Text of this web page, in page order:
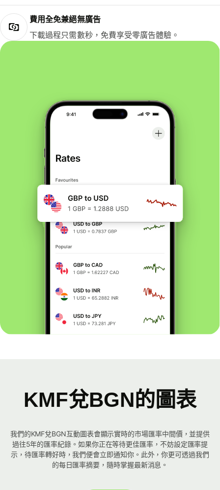
費用全免兼絕無廣告
下載過程只需數秒，免費享受零廣告體驗。
KMF兌BGN的圖表
我們的KMF兌BGN互動圖表會顯示實時的市場匯率中間價，並提供
過往5年的匯率紀錄。如果你正在等待更佳匯率，不妨設定匯率提
示，待匯率轉好時，我們便會立即通知你。此外，你更可透過我們
的每日匯率摘要，隨時掌握最新消息。